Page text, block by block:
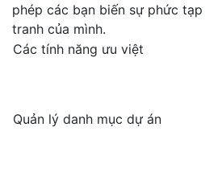
phép các bạn biến sự phức
tranh của mình.
Các tính năng ưu việt
Quản lý danh mục dự án